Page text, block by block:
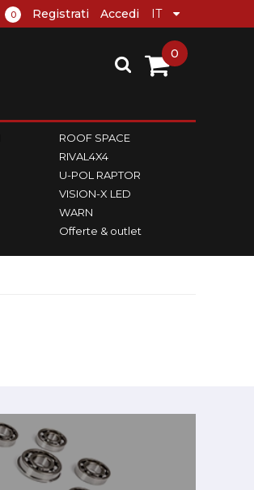
0 Registrati Accedi
ROOF SPACE
RIVAL4X4
U-POL RAPTOR
VISION-X LED
WARN
Offerte & outlet
0